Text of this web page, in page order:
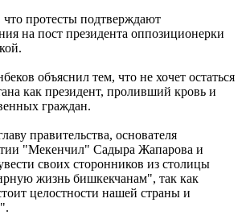
протесты подтверждают
на пост президента оппозиционерки
объяснил тем, что не хочет остаться
как президент, проливший кровь и
граждан.
правительства, основателя
"Мекенчил" Садыра Жапарова и
своих сторонников из столицы
жизнь бишкекчанам", так как
целостности нашей страны и